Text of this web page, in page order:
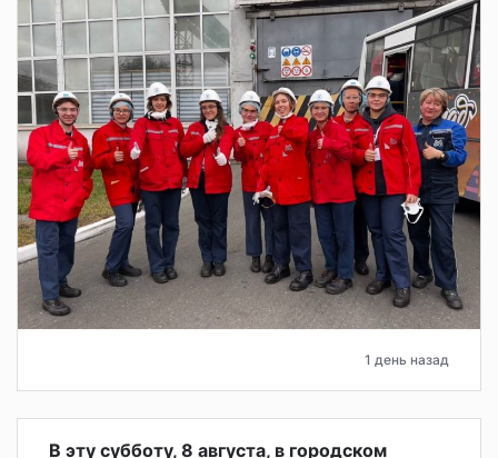
1 день назад
В эту субботу, 8 августа, в городском